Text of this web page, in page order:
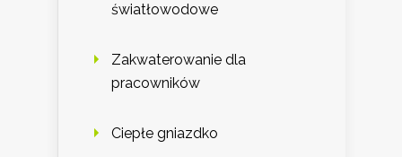
światłowodowe
Zakwaterowanie dla
pracowników
Ciepłe gniazdko